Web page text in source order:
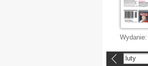
Wydanie:
luty